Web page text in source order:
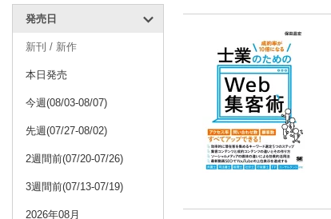
発売日
新刊 / 新作
本日発売
今週(08/03-08/07)
先週(07/27-08/02)
2週間前(07/20-07/26)
3週間前(07/13-07/19)
2026年08月